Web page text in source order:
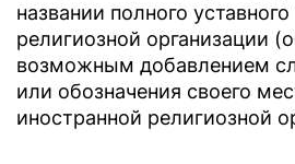
названии полного
религиозной организации
возможным добавлением
или обозначения своего
иностранной религиозной